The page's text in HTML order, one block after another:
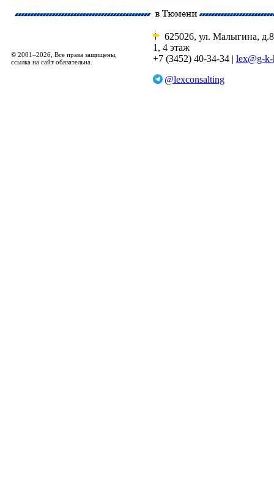
© 2001–2026, Все права защищены,
ссылка на сайт обязательна.
625026, ул. Малыгина,
1, 4 этаж
+7 (3452) 40-34-34 | lex@g-
@lexconsalting